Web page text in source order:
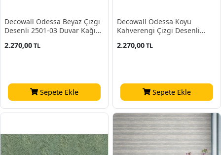
Decowall Odessa Beyaz Çizgi
Desenli 2501-03 Duvar Kağıdı
2.270,00TL
Sepete Ekle
Decowall Odessa Koyu
Kahverengi Çizgi Desenli
M2
2.270,00TL
Sepete Ekle